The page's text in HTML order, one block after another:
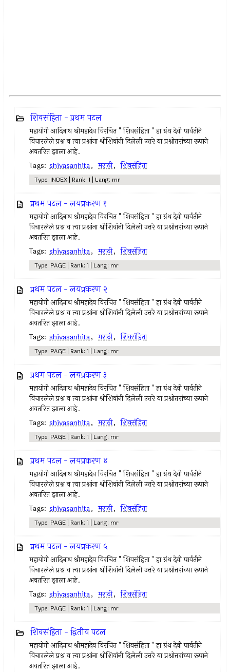
शिवसंहिता - प्रथम पटल
महायोगी आदिनाथ श्रीमहादेव विरचित " शिवसंहिता " हा ग्रंथ देवी पार्वतीने
विचारलेले प्रश्न व त्या प्रश्नांना श्रीशिवांनी दिलेली उत्तरे या प्रश्नोत्तरांच्या रूपाने
अवतरित झाला आहे.
Tags: shivasanhita, मराठी, शिवसंहिता
Type: INDEX | Rank: 1 | Lang: mr
प्रथम पटल - लयप्रकरण १
महायोगी आदिनाथ श्रीमहादेव विरचित " शिवसंहिता " हा ग्रंथ देवी पार्वतीने
विचारलेले प्रश्न व त्या प्रश्नांना श्रीशिवांनी दिलेली उत्तरे या प्रश्नोत्तरांच्या रूपाने
अवतरित झाला आहे.
Tags: shivasanhita, मराठी, शिवसंहिता
Type: PAGE | Rank: 1 | Lang: mr
प्रथम पटल - लयप्रकरण २
महायोगी आदिनाथ श्रीमहादेव विरचित " शिवसंहिता " हा ग्रंथ देवी पार्वतीने
विचारलेले प्रश्न व त्या प्रश्नांना श्रीशिवांनी दिलेली उत्तरे या प्रश्नोत्तरांच्या रूपाने
अवतरित झाला आहे.
Tags: shivasanhita, मराठी, शिवसंहिता
Type: PAGE | Rank: 1 | Lang: mr
प्रथम पटल - लयप्रकरण ३
महायोगी आदिनाथ श्रीमहादेव विरचित " शिवसंहिता " हा ग्रंथ देवी पार्वतीने
विचारलेले प्रश्न व त्या प्रश्नांना श्रीशिवांनी दिलेली उत्तरे या प्रश्नोत्तरांच्या रूपाने
अवतरित झाला आहे.
Tags: shivasanhita, मराठी, शिवसंहिता
Type: PAGE | Rank: 1 | Lang: mr
प्रथम पटल - लयप्रकरण ४
महायोगी आदिनाथ श्रीमहादेव विरचित " शिवसंहिता " हा ग्रंथ देवी पार्वतीने
विचारलेले प्रश्न व त्या प्रश्नांना श्रीशिवांनी दिलेली उत्तरे या प्रश्नोत्तरांच्या रूपाने
अवतरित झाला आहे.
Tags: shivasanhita, मराठी, शिवसंहिता
Type: PAGE | Rank: 1 | Lang: mr
प्रथम पटल - लयप्रकरण ५
महायोगी आदिनाथ श्रीमहादेव विरचित " शिवसंहिता " हा ग्रंथ देवी पार्वतीने
विचारलेले प्रश्न व त्या प्रश्नांना श्रीशिवांनी दिलेली उत्तरे या प्रश्नोत्तरांच्या रूपाने
अवतरित झाला आहे.
Tags: shivasanhita, मराठी, शिवसंहिता
Type: PAGE | Rank: 1 | Lang: mr
शिवसंहिता - द्वितीय पटल
महायोगी आदिनाथ श्रीमहादेव विरचित " शिवसंहिता " हा ग्रंथ देवी पार्वतीने
विचारलेले प्रश्न व त्या प्रश्नांना श्रीशिवांनी दिलेली उत्तरे या प्रश्नोत्तरांच्या रूपाने
अवतरित झाला आहे.